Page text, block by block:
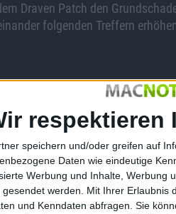
respektieren
speichern und/oder greifen auf
Daten wie eindeutige
Werbung und Inhalte, Werbung
werden.
Mit Ihrer Erlaubnis
und Kenndaten abfragen. Sie
Draven Patch den
folgenden Treffern
„zusätzliche“
mit dem kommenden Patch die
„Vergreisung“. Zusätzlich
sich entschieden, die